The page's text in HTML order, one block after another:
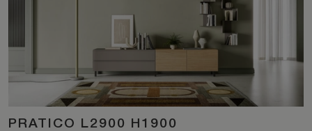
PRATICO L2900 H1900